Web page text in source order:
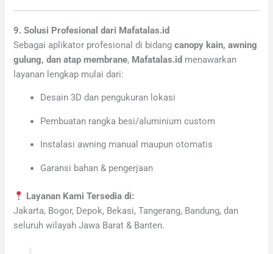
9. Solusi Profesional dari Mafatalas.id
Sebagai aplikator profesional di bidangcanopy kain, awning
gulung, dan atap membrane, Mafatalas.id menawarkan
layanan lengkap mulai dari:
Desain 3D dan pengukuran lokasi
Pembuatan rangka besi/aluminium custom
Instalasi awning manual maupun otomatis
Garansi bahan & pengerjaan
Layanan Kami Tersedia di:
Jakarta, Bogor, Depok, Bekasi, Tangerang, Bandung, dan
seluruh wilayah Jawa Barat & Banten.